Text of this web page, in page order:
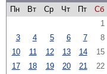
Пн
Вт Ср Чт Пт Сб
1
3
4 5 6 7 8
10
11 12 13 14 15
17
18 19 20 21 22